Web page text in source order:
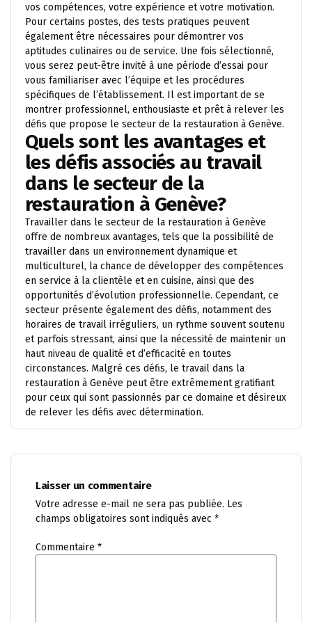
vos compétences, votre expérience et votre motivation.
Pour certains postes, des tests pratiques peuvent
également être nécessaires pour démontrer vos
aptitudes culinaires ou de service. Une fois sélectionné,
vous serez peut-être invité à une période d’essai pour
vous familiariser avec l’équipe et les procédures
spécifiques de l’établissement. Il est important de se
montrer professionnel, enthousiaste et prêt à relever les
défis que propose le secteur de la restauration à Genève.
Quels sont les avantages et
les défis associés au travail
dans le secteur de la
restauration à Genève?
Travailler dans le secteur de la restauration à Genève
offre de nombreux avantages, tels que la possibilité de
travailler dans un environnement dynamique et
multiculturel, la chance de développer des compétences
en service à la clientèle et en cuisine, ainsi que des
opportunités d’évolution professionnelle. Cependant, ce
secteur présente également des défis, notamment des
horaires de travail irréguliers, un rythme souvent soutenu
et parfois stressant, ainsi que la nécessité de maintenir un
haut niveau de qualité et d’efficacité en toutes
circonstances. Malgré ces défis, le travail dans la
restauration à Genève peut être extrêmement gratifiant
pour ceux qui sont passionnés par ce domaine et désireux
de relever les défis avec détermination.
Laisser un commentaire
Votre adresse e-mail ne sera pas publiée. Les
champs obligatoires sont indiqués avec *
Commentaire *